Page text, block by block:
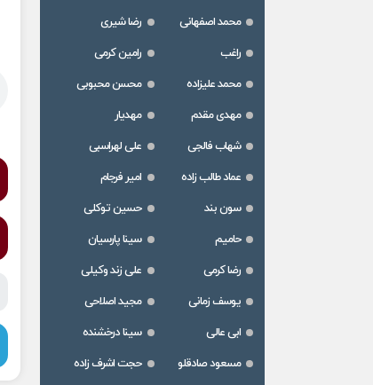
محمد اصفهانی
رضا شیری
راغب
رامین کرمی
محمد علیزاده
محسن محبوبی
مهدی مقدم
مهدیار
شهاب فالجی
علی لهراسبی
عماد طالب زاده
امیر فرجام
سون بند
حسین توکلی
حامیم
سینا پارسیان
رضا کرمی
علی زند وکیلی
یوسف زمانی
مجید اصلاحی
ابی عالی
سینا درخشنده
مسعود صادقلو
حجت اشرف زاده